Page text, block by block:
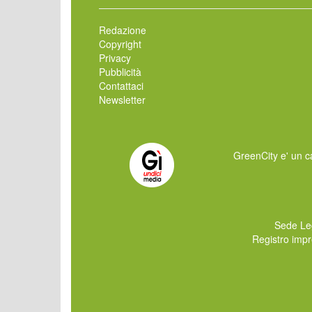
Redazione
Copyright
Privacy
Pubblicità
Contattaci
Newsletter
GreenCity e' un
Sede
Registro